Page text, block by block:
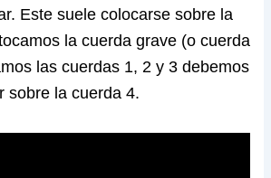
Este suele colocarse sobre la
la cuerda grave (o cuerda
las cuerdas 1, 2 y 3 debemos
sobre la cuerda 4.